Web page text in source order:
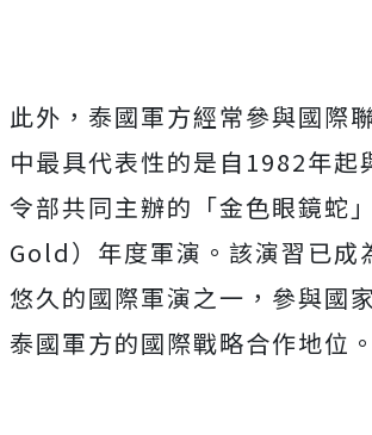
此外，泰國軍方經常參與國際
中最具代表性的是自1982年起
令部共同主辦的「金色眼鏡蛇
Gold）年度軍演。該演習已成
悠久的國際軍演之一，參與國
泰國軍方的國際戰略合作地位。